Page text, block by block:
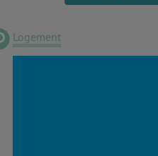
Logement